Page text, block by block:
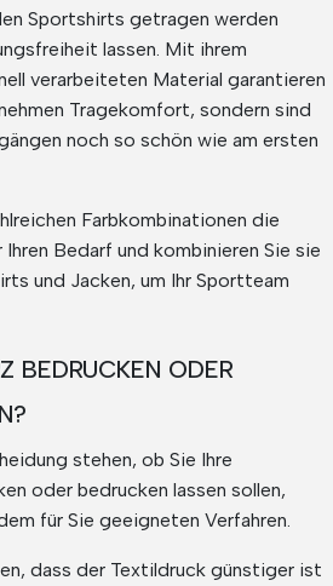
Sportshirts getragen werden
lassen. Mit ihrem
verarbeiteten Material garantieren
Tragekomfort, sondern sind
noch so schön wie am ersten
Farbkombinationen die
Bedarf und kombinieren Sie sie
und Jacken, um Ihr Sportteam
BEDRUCKEN ODER
stehen, ob Sie Ihre
oder bedrucken lassen sollen,
für Sie geeigneten Verfahren.
dass der Textildruck günstiger ist